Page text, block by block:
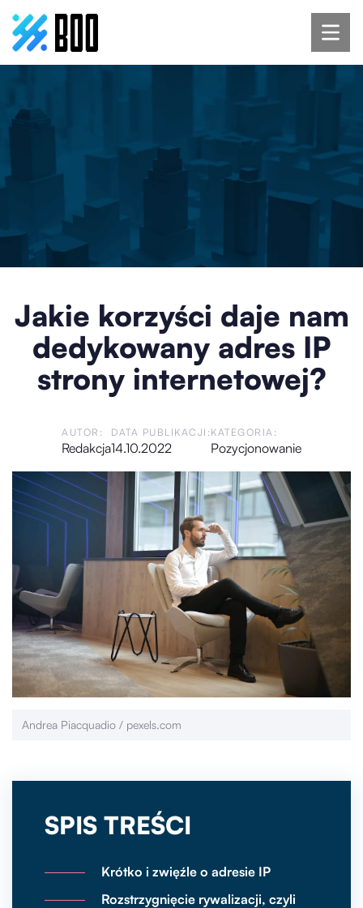
Jakie korzyści daje nam
dedykowany adres IP
strony internetowej?
AUTOR:
Redakcja
DATA PUBLIKACJI:
14.10.2022
KATEGORIA:
Pozycjonowanie
Andrea Piacquadio / pexels.com
SPIS TREŚCI
Krótko i zwięźle o adresie IP
Rozstrzygnięcie rywalizacji, czyli